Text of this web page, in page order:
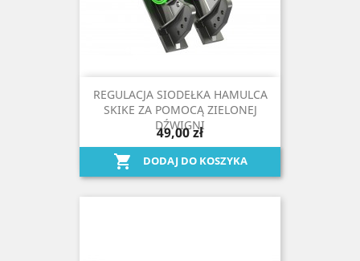
REGULACJA SIODEŁKA HAMULCA
SKIKE ZA POMOCĄ ZIELONEJ
DŹWIGNI
49,00 zł
 DODAJ DO KOSZYKA